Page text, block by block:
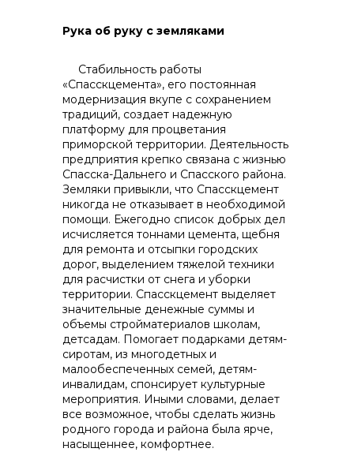
Рука об руку с земляками
Стабильность работы
«Спасскцемента», его постоянная
модернизация вкупе с сохранением
традиций, создает надежную
платформу для процветания
приморской территории. Деятельность
предприятия крепко связана с жизнью
Спасска-Дальнего и Спасского района.
Земляки привыкли, что Спасскцемент
никогда не отказывает в необходимой
помощи. Ежегодно список добрых дел
исчисляется тоннами цемента, щебня
для ремонта и отсыпки городских
дорог, выделением тяжелой техники
для расчистки от снега и уборки
территории. Спасскцемент выделяет
значительные денежные суммы и
объемы стройматериалов школам,
детсадам. Помогает подарками детям-
сиротам, из многодетных и
малообеспеченных семей, детям-
инвалидам, спонсирует культурные
мероприятия. Иными словами, делает
все возможное, чтобы сделать жизнь
родного города и района была ярче,
насыщеннее, комфортнее.